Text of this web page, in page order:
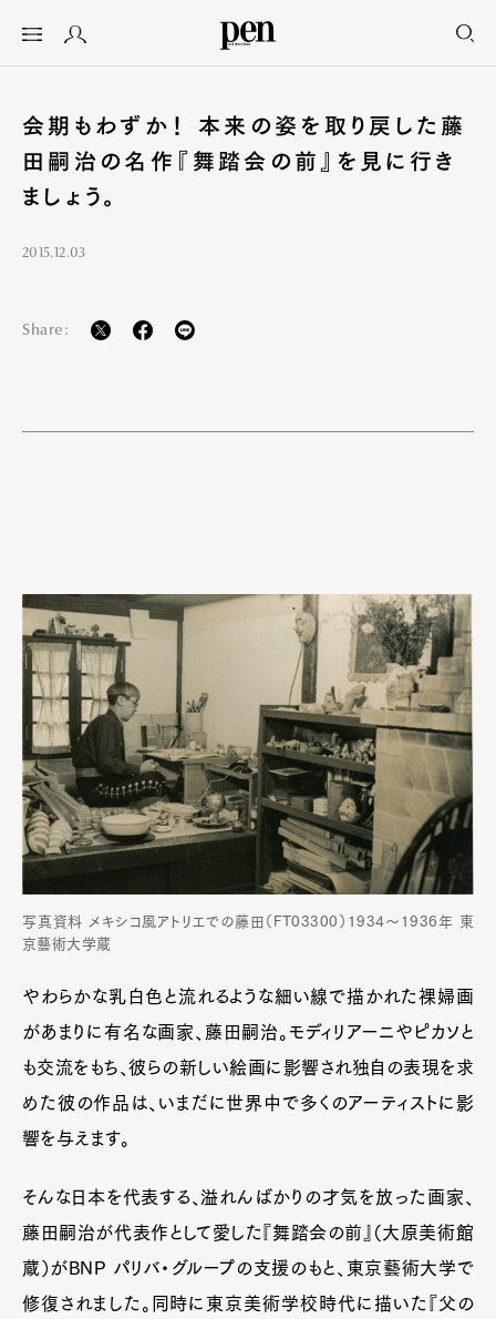
会期もわずか！ 本来の姿を取り戻した藤
田嗣治の名作『舞踏会の前』を見に行き
ましょう。
2015.12.03
Share:
写真資料 メキシコ風アトリエでの藤田（FT03300）1934～1936年 東
京藝術大学蔵
やわらかな乳白色と流れるような細い線で描かれた裸婦画
があまりに有名な画家、藤田嗣治。モディリアーニやピカソと
も交流をもち、彼らの新しい絵画に影響され独自の表現を求
めた彼の作品は、いまだに世界中で多くのアーティストに影
響を与えます。
そんな日本を代表する、溢れんばかりの才気を放った画家、
藤田嗣治が代表作として愛した『舞踏会の前』（大原美術館
蔵）がBNP パリバ・グループの支援のもと、東京藝術大学で
修復されました。同時に東京美術学校時代に描いた『父の